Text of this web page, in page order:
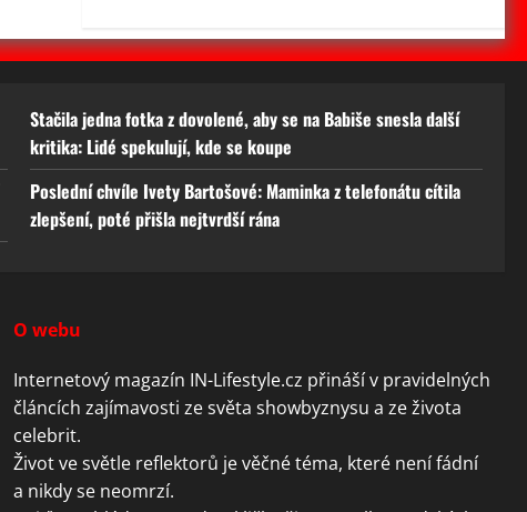
Stačila jedna fotka z dovolené, aby se na Babiše snesla další
kritika: Lidé spekulují, kde se koupe
Poslední chvíle Ivety Bartošové: Maminka z telefonátu cítila
zlepšení, poté přišla nejtvrdší rána
O webu
Internetový magazín IN-Lifestyle.cz přináší v pravidelných
článcích zajímavosti ze světa showbyznysu a ze života
celebrit.
Život ve světle reflektorů je věčné téma, které není fádní
a nikdy se neomrzí.